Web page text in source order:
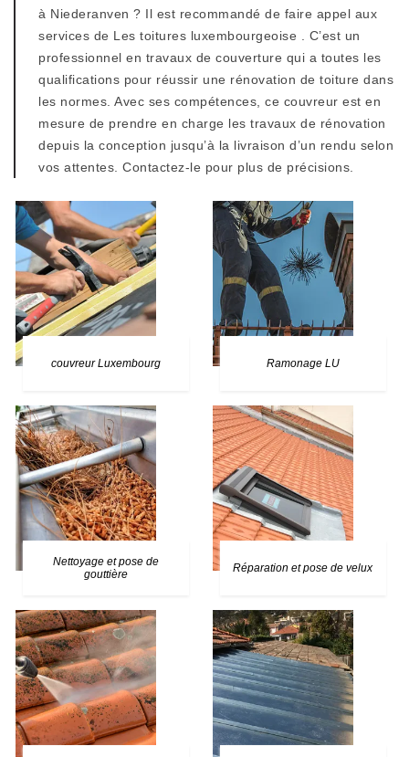
à Niederanven ? Il est recommandé de faire appel aux
services de Les toitures luxembourgeoise . C’est un
professionnel en travaux de couverture qui a toutes les
qualifications pour réussir une rénovation de toiture dans
les normes. Avec ses compétences, ce couvreur est en
mesure de prendre en charge les travaux de rénovation
depuis la conception jusqu’à la livraison d’un rendu selon
vos attentes. Contactez-le pour plus de précisions.
couvreur Luxembourg Ramonage LU
Nettoyage et pose de
gouttière
Réparation et pose de velux